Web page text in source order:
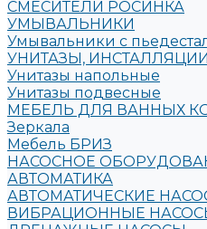
СМЕСИТЕЛИ РОСИНКА
УМЫВАЛЬНИКИ
Умывальники с
УНИТАЗЫ, ИНСТАЛЛЯЦИИ
Унитазы напольные
Унитазы подвесные
МЕБЕЛЬ ДЛЯ ВАННЫХ
Зеркала
Мебель БРИЗ
НАСОСНОЕ
АВТОМАТИКА
АВТОМАТИЧЕСКИЕ
ВИБРАЦИОННЫЕ